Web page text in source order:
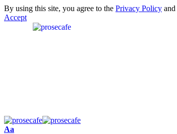
By using this site, you agree to the Privacy Policy and
Accept
Aa